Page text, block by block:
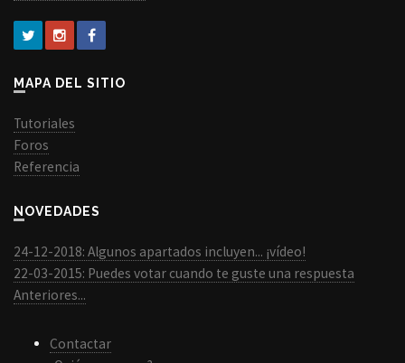
MAPA DEL SITIO
Tutoriales
Foros
Referencia
NOVEDADES
24-12-2018: Algunos apartados incluyen... ¡vídeo!
22-03-2015: Puedes votar cuando te guste una respuesta
Anteriores...
Contactar